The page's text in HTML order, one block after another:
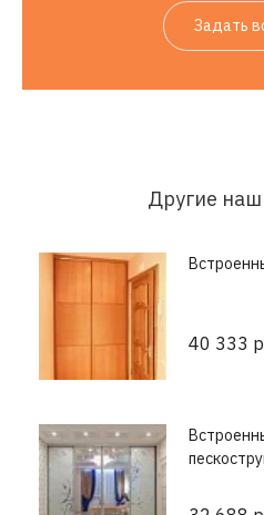
Задать
Другие
40 333